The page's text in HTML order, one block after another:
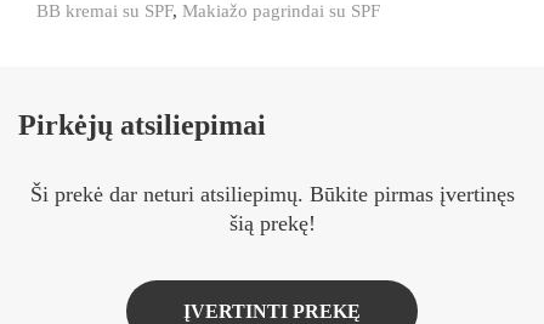
BB kremai su SPF, Makiažo pagrindai su SPF
Pirkėjų atsiliepimai
Ši prekė dar neturi atsiliepimų. Būkite pirmas įvertinęs
šią prekę!
ĮVERTINTI PREKĘ